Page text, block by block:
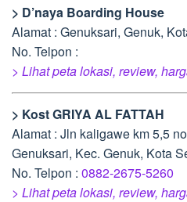
> D’naya Boarding House
Alamat : Genuksari, Genuk,
No. Telpon :
> Lihat peta lokasi, review,
> Kost GRIYA AL FATTAH
Alamat : Jln kaligawe km 5,5
Genuksari, Kec. Genuk, Kota
No. Telpon : 0882-2675-5260
> Lihat peta lokasi, review,